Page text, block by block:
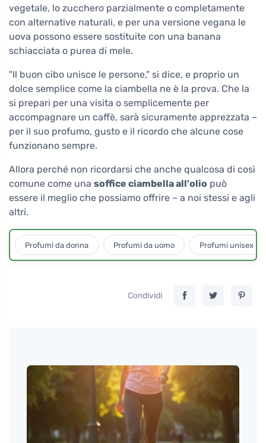
vegetale, lo zucchero parzialmente o completamente
con alternative naturali, e per una versione vegana le
uova possono essere sostituite con una banana
schiacciata o purea di mele.
"Il buon cibo unisce le persone," si dice, e proprio un
dolce semplice come la ciambella ne è la prova. Che la
si prepari per una visita o semplicemente per
accompagnare un caffè, sarà sicuramente apprezzata –
per il suo profumo, gusto e il ricordo che alcune cose
funzionano sempre.
Allora perché non ricordarsi che anche qualcosa di così
comune come una soffice ciambella all'olio può
essere il meglio che possiamo offrire – a noi stessi e agli
altri.
Profumi da donna Profumi da uomo Profumi unisex
Condividi